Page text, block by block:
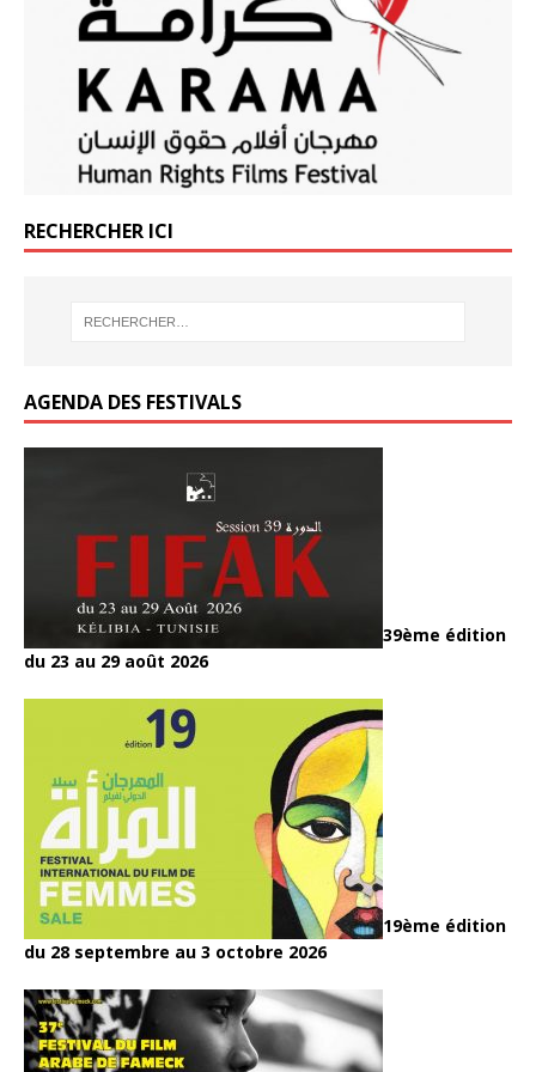
o
k
RECHERCHER ICI
AGENDA DES FESTIVALS
39ème édition
du 23 au 29 août 2026
19ème édition
du 28 septembre au 3 octobre 2026